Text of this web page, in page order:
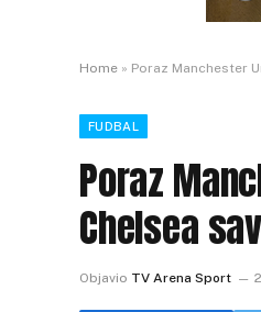
Home » Poraz Manchester
FUDBAL
Poraz
Chelsea
Objavio TV Arena Sport